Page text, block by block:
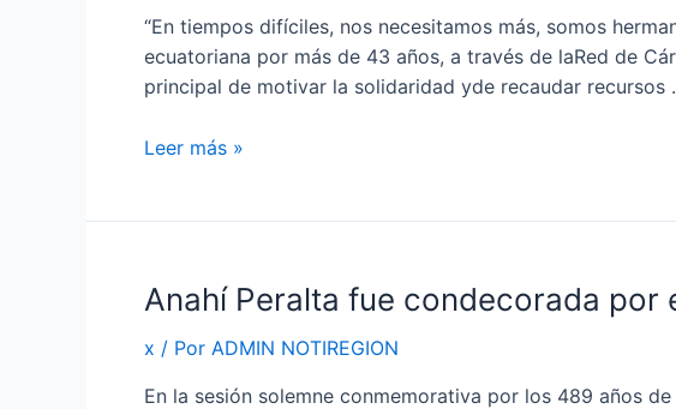
“En tiempos difíciles, nos necesitamos más, somos
ecuatoriana por más de 43 años, a través de laRed de
principal de motivar la solidaridad yde recaudar recursos
un
urgente
a
solidaridad.
Leer más »
Anahí Peralta fue condecorada por
x / Por ADMIN NOTIREGION
En la sesión solemne conmemorativa por los 489 años
Anahí
fue
condecorada